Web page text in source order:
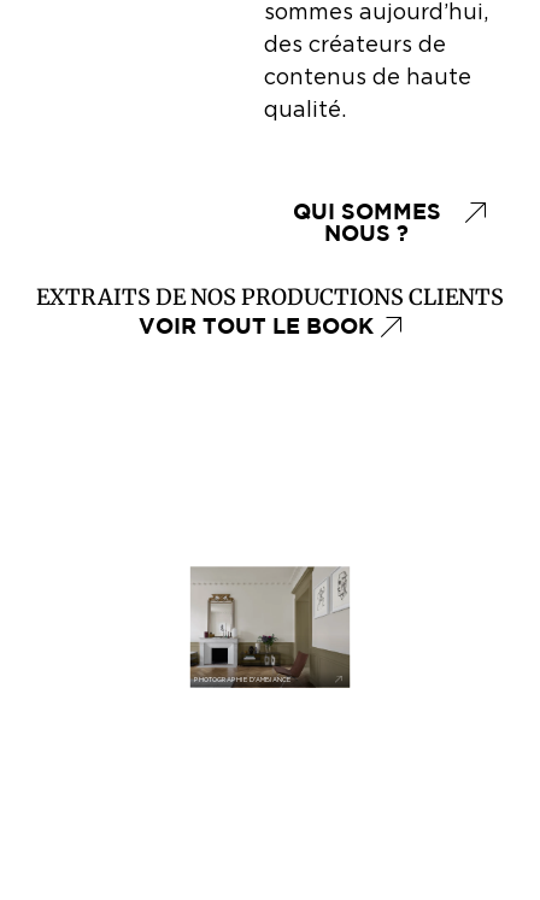
QUI SOMMES
NOUS ?
sommes aujourd’hui,
des créateurs de
contenus de haute
qualité.
EXTRAITS DE NOS PRODUCTIONS CLIENTS
VOIR TOUT LE BOOK
PHOTOGRAPHIE D’AMBIANCE